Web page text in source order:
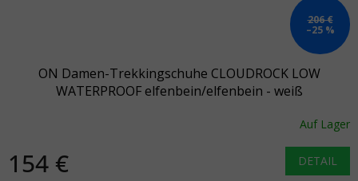
206 €
–25 %
ON Damen-Trekkingschuhe CLOUDROCK LOW
WATERPROOF elfenbein/elfenbein - weiß
Auf Lager
154 € DETAIL